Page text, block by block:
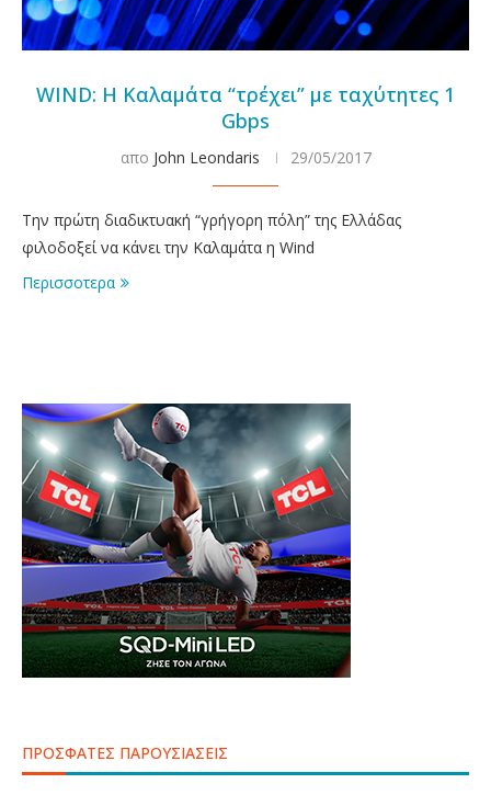
WIND: Η Καλαμάτα “τρέχει” με ταχύτητες 1
Gbps
απο John Leondaris 29/05/2017
Την πρώτη διαδικτυακή “γρήγορη πόλη” της Ελλάδας
φιλοδοξεί να κάνει την Καλαμάτα η Wind
Περισσοτερα
ΠΡΟΣΦΑΤΕΣ ΠΑΡΟΥΣΙΑΣΕΙΣ